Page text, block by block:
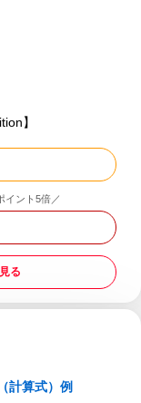
】
ント5倍／
る
計算式）例